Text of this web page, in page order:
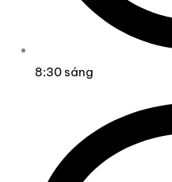
8:30 sáng